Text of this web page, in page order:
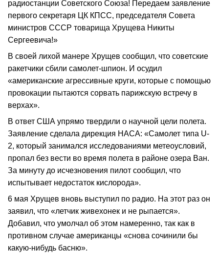
радиостанции Советского Союза! Передаем заявление
первого секретаря ЦК КПСС, председателя Совета
министров СССР товарища Хрущева Никиты
Сергеевича!»
В своей лихой манере Хрущев сообщил, что советские
ракетчики сбили самолет-шпион. И осудил
«американские агрессивные круги, которые с помощью
провокации пытаются сорвать парижскую встречу в
верхах».
В ответ США упрямо твердили о научной цели полета.
Заявление сделала дирекция НАСА: «Самолет типа U-
2, который занимался исследованиями метеоусловий,
пропал без вести во время полета в районе озера Ван.
За минуту до исчезновения пилот сообщил, что
испытывает недостаток кислорода».
6 мая Хрущев вновь выступил по радио. На этот раз он
заявил, что «летчик живехонек и не рыпается».
Добавил, что умолчал об этом намеренно, так как в
противном случае американцы «снова сочинили бы
какую-нибудь басню».